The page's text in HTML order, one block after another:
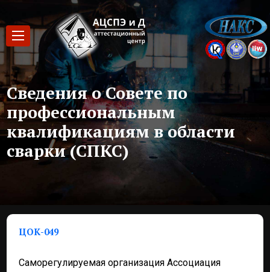
Сведения о Совете по
профессиональным
квалификациям в области
сварки (СПКС)
ЦОК-049
Саморегулируемая организация Ассоциация